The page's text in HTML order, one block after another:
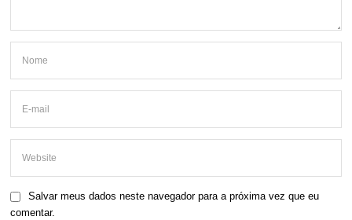
Salvar meus dados neste navegador para a próxima vez que eu
comentar.